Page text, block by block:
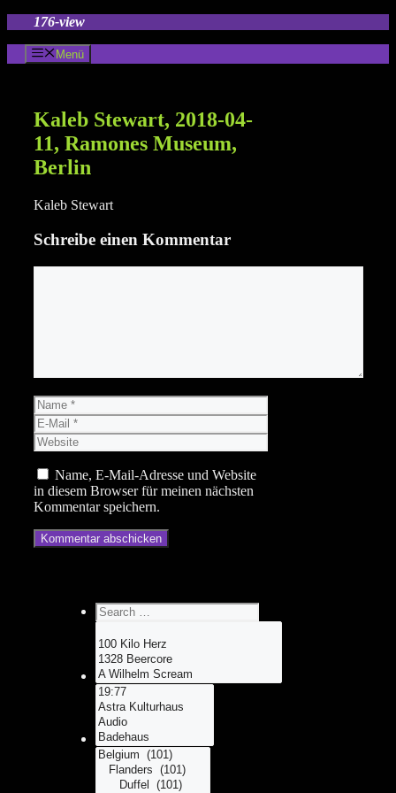
springen
176-view
Menü
Kaleb Stewart, 2018-04-
11, Ramones Museum,
Berlin
Kaleb Stewart
Schreibe einen Kommentar
Name
E-
Mail
Website
Name, E-Mail-Adresse und Website
in diesem Browser für meinen nächsten
Kommentar speichern.